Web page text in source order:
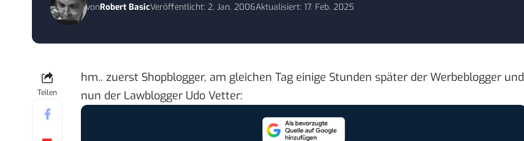
vonRobert BasicVeröffentlicht: 2. Jan. 2006Aktualisiert: 17. Feb. 2025
Teilen
hm.. zuerst Shopblogger, am gleichen Tag einige Stunden später der Werbeblogger und
nun der Lawblogger Udo Vetter: